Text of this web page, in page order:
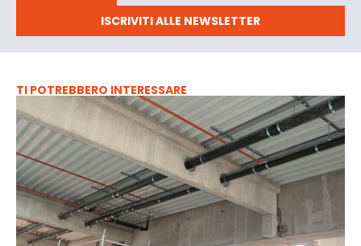
ISCRIVITI ALLE NEWSLETTER
TI POTREBBERO INTERESSARE